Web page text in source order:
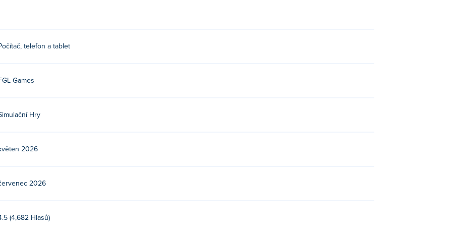
pohybu použijte klávesy WASD, šipky nebo joystick.
a stolních počítačích?
jako jsou telefony a tablety.
telefon a tablet
Games
Hry
2026
2026
(4,682 Hlasů)